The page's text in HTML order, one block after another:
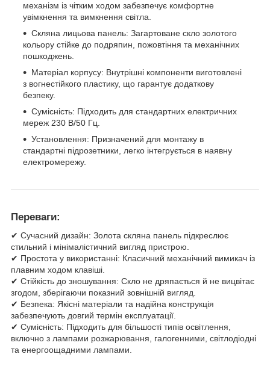
механізм із чітким ходом забезпечує комфортне
увімкнення та вимкнення світла.
Скляна лицьова панель: Загартоване скло золотого
кольору стійке до подряпин, пожовтіння та механічних
пошкоджень.
Матеріал корпусу: Внутрішні компоненти виготовлені
з вогнестійкого пластику, що гарантує додаткову
безпеку.
Сумісність: Підходить для стандартних електричних
мереж 230 В/50 Гц.
Установлення: Призначений для монтажу в
стандартні підрозетники, легко інтегрується в наявну
електромережу.
Переваги:
✔ Сучасний дизайн: Золота скляна панель підкреслює
стильний і мінімалістичний вигляд пристрою.
✔ Простота у використанні: Класичний механічний вимикач із
плавним ходом клавіші.
✔ Стійкість до зношування: Скло не дряпається й не вицвітає
згодом, зберігаючи показний зовнішній вигляд.
✔ Безпека: Якісні матеріали та надійна конструкція
забезпечують довгий термін експлуатації.
✔ Сумісність: Підходить для більшості типів освітлення,
включно з лампами розжарювання, галогенними, світлодіодні
та енергоощадними лампами.